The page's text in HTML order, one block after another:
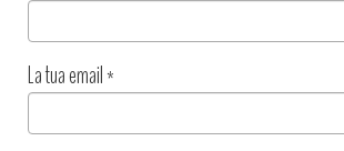
La tua email*